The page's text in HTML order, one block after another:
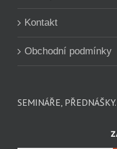
Kontakt
Obchodní podmínky
SEMINÁŘE,